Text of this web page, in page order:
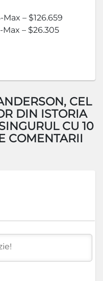
Max – $126.659
Max – $26.305
CEL
DIN ISTORIA
CU 10
COMENTARII